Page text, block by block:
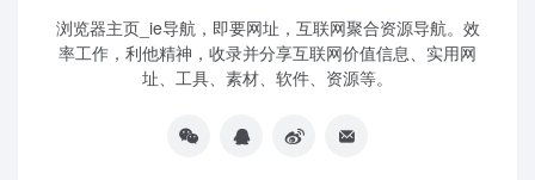
浏览器主页_ie导航，即要网址，互联网聚合资源导航。效
率工作，利他精神，收录并分享互联网价值信息、实用网
址、工具、素材、软件、资源等。